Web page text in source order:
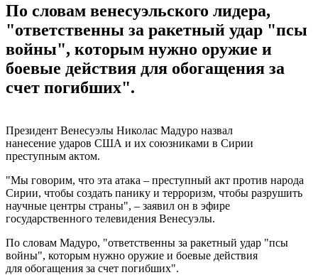
По словам венесуэльского лидера,
"ответственны за ракетный удар "псы
войны", которым нужно оружие и
боевые действия для обогащения за
счет погибших".
Президент Венесуэлы Николас Мадуро назвал
нанесение ударов США и их союзниками в Сирии
преступным актом.
"Мы говорим, что эта атака – преступный акт против народа
Сирии, чтобы создать панику и терроризм, чтобы разрушить
научные центры страны", – заявил он в эфире
государственного телевидения Венесуэлы.
По словам Мадуро, "ответственны за ракетный удар "псы
войны", которым нужно оружие и боевые действия
для обогащения за счет погибших".